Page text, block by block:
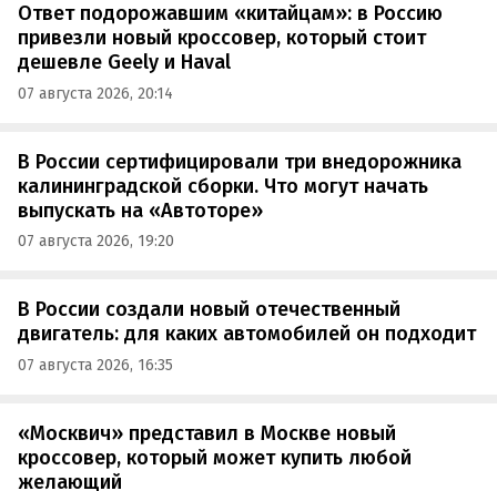
Ответ подорожавшим «китайцам»: в Россию
привезли новый кроссовер, который стоит
дешевле Geely и Haval
07 августа 2026, 20:14
В России сертифицировали три внедорожника
калининградской сборки. Что могут начать
выпускать на «Автоторе»
07 августа 2026, 19:20
В России создали новый отечественный
двигатель: для каких автомобилей он подходит
07 августа 2026, 16:35
«Москвич» представил в Москве новый
кроссовер, который может купить любой
желающий